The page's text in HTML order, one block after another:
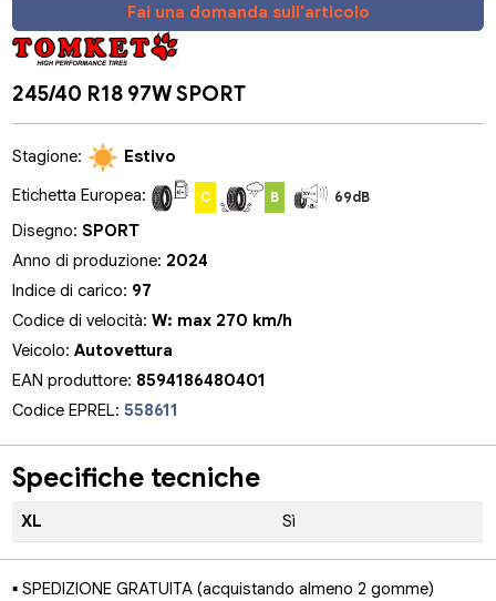
Fai una domanda sull'articolo
245/40 R18 97W SPORT
Stagione:
Estivo
Etichetta Europea:
C B 69dB
Disegno:SPORT
Anno di produzione: 2024
Indice di carico: 97
Codice di velocità:W: max 270 km/h
Veicolo:Autovettura
EAN produttore: 8594186480401
Codice EPREL:558611
Specifiche tecniche
XL Sì
▪ SPEDIZIONE GRATUITA (acquistando almeno 2 gomme)